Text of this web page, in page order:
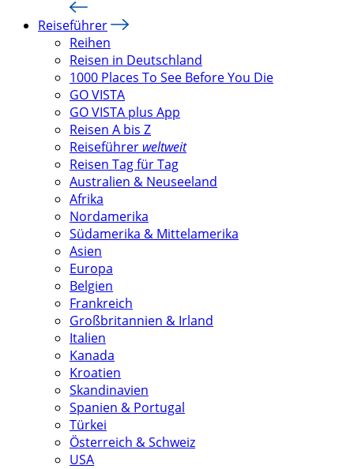
Reiseführer
Reihen
Reisen in Deutschland
1000 Places To See Before You Die
GO VISTA
GO VISTA plus App
Reisen A bis Z
Reiseführer weltweit
Reisen Tag für Tag
Australien & Neuseeland
Afrika
Nordamerika
Südamerika & Mittelamerika
Asien
Europa
Belgien
Frankreich
Großbritannien & Irland
Italien
Kanada
Kroatien
Skandinavien
Spanien & Portugal
Türkei
Österreich & Schweiz
USA